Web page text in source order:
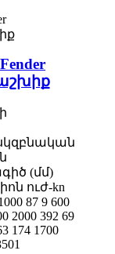
(մմ)
ուժ-kn
87 9 600
2000 392 69
174 1700